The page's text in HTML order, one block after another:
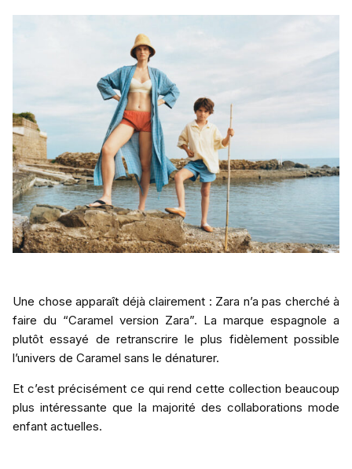
Une chose apparaît déjà clairement : Zara n’a pas cherché à
faire du “Caramel version Zara”. La marque espagnole a
plutôt essayé de retranscrire le plus fidèlement possible
l’univers de Caramel sans le dénaturer.
Et c’est précisément ce qui rend cette collection beaucoup
plus intéressante que la majorité des collaborations mode
enfant actuelles.